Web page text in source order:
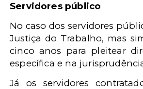
Servidores público
No caso dos servidores
Justiça do Trabalho, mas
cinco anos para pleitear
específica e na
Já os servidores